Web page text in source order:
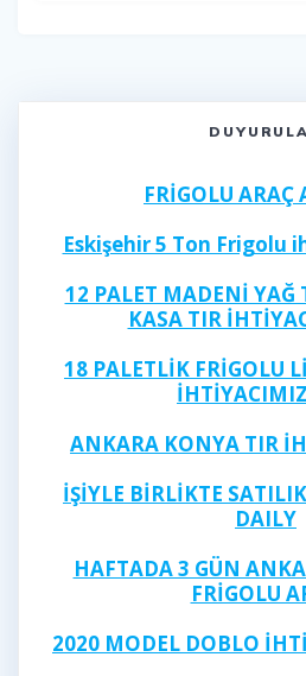
FRİGOLU ARAÇ
Eskişehir 5 Ton Frigolu
12 PALET MADENİ YAĞ
KASA TIR
18 PALETLİK FRİGOLU
ANKARA KONYA TIR
İŞİYLE BİRLİKTE
DAILY
HAFTADA 3 GÜN
FRİGOLU
2020 MODEL DOBLO